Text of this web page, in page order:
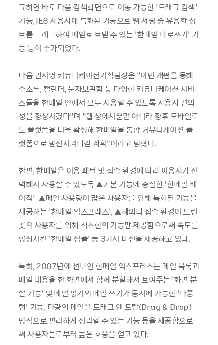
그하면 바로 다음 검색화면으로 이동 가능한 ‘드래그 검색’
기능, IE8 사용자에 특화된 기능으로 웹 서핑 중 유용한 정
보를 드래그하여 메일로 보낼 수 있는 ‘한메일 바로쓰기’ 기
능 등이 추가되었다.
다음 권지영 커뮤니케이션기획팀장은 “이번 개편을 통해
주소록, 캘린더, 문자보관함 등 다양한 커뮤니케이션 서비
스들을 한메일 안에서 모두 사용할 수 있도록 사용자 편의
성을 향상시켰다”며 “웹 상에서뿐만 아니라 향후 모바일로
도 플랫폼을 더욱 확장해 한메일을 통합 커뮤니케이션 플
랫폼으로 발전시켜나갈 계획”이라고 밝혔다.
한편, 한메일은 이용 패턴 및 접속 환경에 따라 이용자가 선
택해서 사용할 수 있도록 ▲기본 기능에 충실한 ‘한메일 베
이직’, ▲메일 사용량이 많은 사용자를 위해 특화된 기능을
제공하는 ‘한메일 익스프레스’, ▲해외나 접속 환경이 느린
곳의 사용자를 위해 최소한의 기능만 제공함으로써 속도를
향상시킨 ‘한메일 심플’ 등 3가지 버전을 제공하고 있다.
특히, 2007년에 선보인 한메일 익스프레스는 메일 목록과
메일 내용을 한 화면에서 함께 분할해서 보여주는 ‘화면 분
할 기능’ 및 메일 읽기와 메일 쓰기가 동시에 가능한 ‘다중
탭’ 기능, 다량의 메일을 드래그 앤 드랍(Drag & Drop)
방식으로 편리하게 정리할 수 있는 기능 등을 제공함으로
써 사용자들로부터 높은 호응을 얻고 있다.